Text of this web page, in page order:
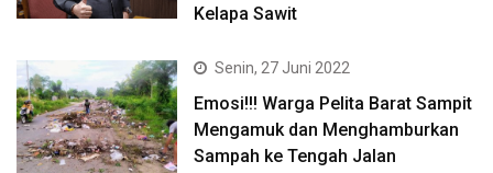
Kelapa Sawit
Senin, 27 Juni 2022
Emosi!!! Warga Pelita Barat Sampit
Mengamuk dan Menghamburkan
Sampah ke Tengah Jalan